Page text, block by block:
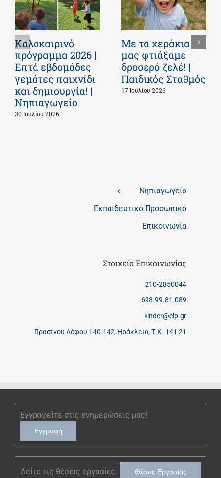
Καλοκαιρινό
πρόγραμμα 2026 |
Επτά εβδομάδες
γεμάτες παιχνίδι
και δημιουργία! |
Νηπιαγωγείο
30 Ιουλίου 2026
Με τα χεράκια
μας φτιάξαμε
δροσερό ζελέ! |
Παιδικός Σταθμός
17 Ιουλίου 2026
Νηπιαγωγείο
Εκπαιδευτικό Προσωπικό
Επικοινωνία
Στοιχεία Επικοινωνίας
210-2850044
698.99.81.089
kinder@elp.gr
Πρασίνου Λόφου 140-142, Ηράκλειο, Τ.Κ. 141 21
Εγγραφείτε στις ενημερώσεις μας!
Εγγραφή
Δείτε τις θέσεις εργασίας. Θέσεις Εργασίας